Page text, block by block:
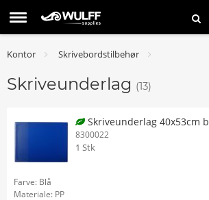
Kontor Skrivebordstilbehør
Skriveunderlag (13)
Skriveunderlag 40x53cm
8300022
1 Stk
Farve: Blå
Materiale: PP